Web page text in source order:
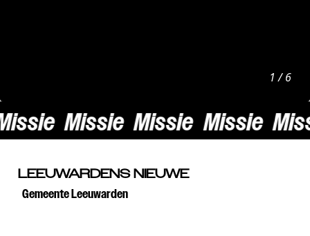
1 / 6
Missie Missie Missie
LEEUWARDENS NIEUWE
Gemeente Leeuwarden